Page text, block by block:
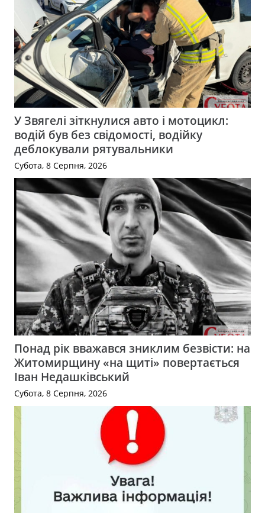
У Звягелі зіткнулися авто і мотоцикл:
водій був без свідомості, водійку
деблокували рятувальники
Субота, 8 Серпня, 2026
Понад рік вважався зниклим безвісти: на
Житомирщину «на щиті» повертається
Іван Недашківський
Субота, 8 Серпня, 2026